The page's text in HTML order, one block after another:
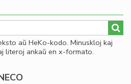
aŭ HeKo-kodo. Minuskloj kaj
literoj ankaŭ en x-formato.